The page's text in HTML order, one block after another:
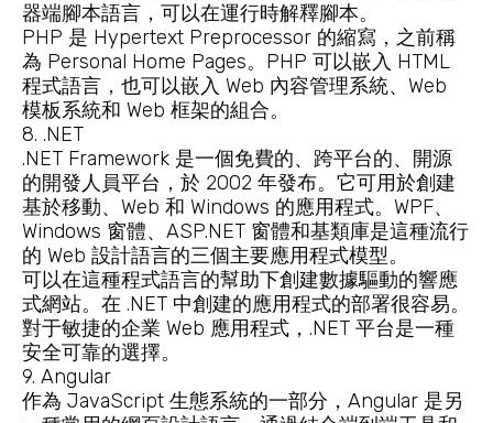
器端腳本語言，可以在運行時解釋腳本。
PHP 是 Hypertext Preprocessor 的縮寫，之前稱
為 Personal Home Pages。PHP 可以嵌入 HTML
程式語言，也可以嵌入 Web 內容管理系統、Web
模板系統和 Web 框架的組合。
8. .NET
.NET Framework 是一個免費的、跨平台的、開源
的開發人員平台，於 2002 年發布。它可用於創建
基於移動、Web 和 Windows 的應用程式。WPF、
Windows 窗體、ASP.NET 窗體和基類庫是這種流行
的 Web 設計語言的三個主要應用程式模型。
可以在這種程式語言的幫助下創建數據驅動的響應
式網站。在 .NET 中創建的應用程式的部署很容易。
對于敏捷的企業 Web 應用程式，.NET 平台是一種
安全可靠的選擇。
9. Angular
作為 JavaScript 生態系統的一部分，Angular 是另